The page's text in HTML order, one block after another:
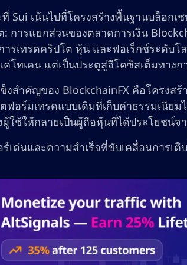
Sui เน้นไปที่โครงสร้างพื้นฐานบล็อกเ
: การแยกส่วนของตลาดการเงิน
ารเทรดคริปโต หุ้น และฟอเร็กซ์ระดับโ
ค่โทเคน แต่เป็นประตูสู่อีโคซิสเต็มทาง
งสำคัญของ BlockchainFX คือโครงส
ฟอร์มเทรดแบบเดิมที่เก็บค่าธรรมเนีย
ผู้ใช้ให้กลายเป็นผู้ถือหุ้นที่ได้ประโยชน์
ร์เด่นและความสำเร็จที่ขับเคลื่อนการเ